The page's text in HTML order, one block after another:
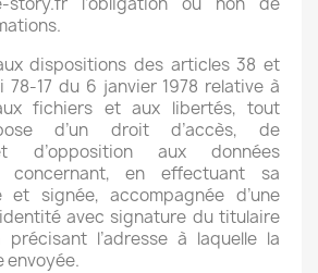
dispositions des articles 38 et
78-17 du 6 janvier 1978 relative à
fichiers et aux libertés, tout
d’un droit d’accès, de
d’opposition aux données
concernant, en effectuant sa
et signée, accompagnée d’une
avec signature du titulaire
l’adresse à laquelle la
envoyée.